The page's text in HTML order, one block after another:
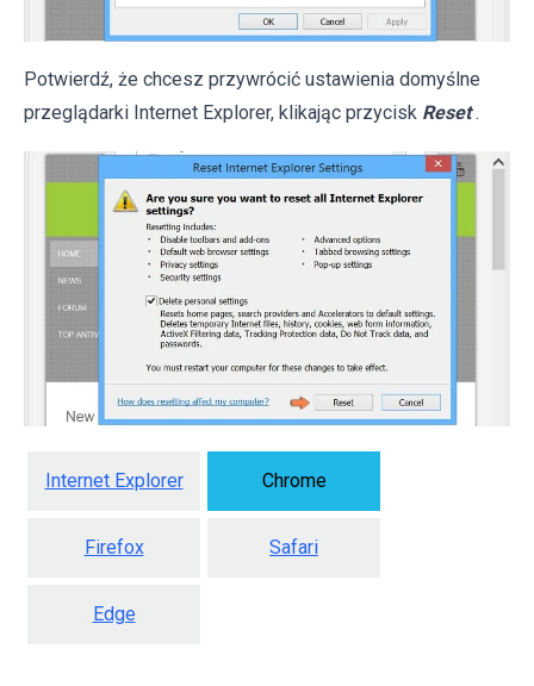
Potwierdź, że chcesz przywrócić ustawienia domyślne
przeglądarki Internet Explorer, klikając przycisk Reset .
Internet Explorer Chrome
Firefox Safari
Edge